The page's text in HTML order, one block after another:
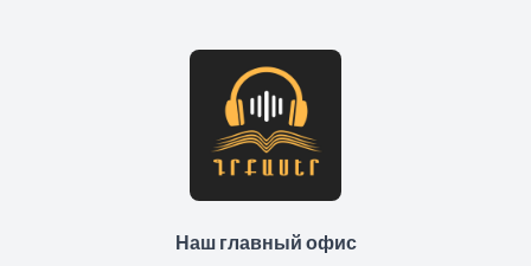
Наш главный офис